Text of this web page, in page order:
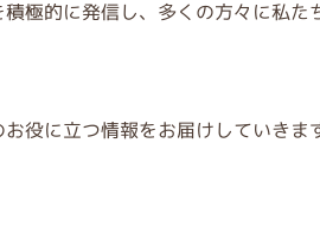
極的に発信し、多くの方々に私た
役に立つ情報をお届けしていきま